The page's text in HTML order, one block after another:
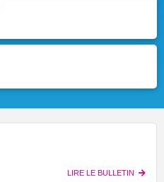
LIRE LE BULLETIN